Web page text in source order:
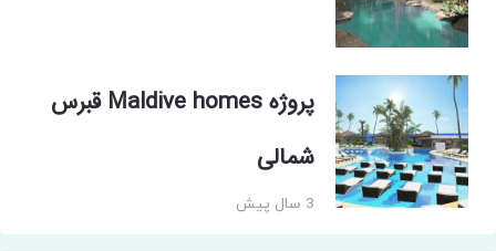
پروژه Maldive homes قبرس
شمالی
3 سال پیش